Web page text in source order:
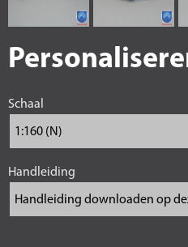
Schaal
Handleiding